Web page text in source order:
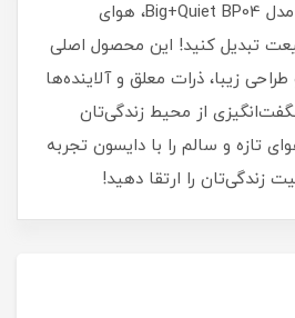
با تصفیه هوا دایسون مدل Big+Quiet BP04، هوای
تبدیل کنید! این محصول اصلی
زیبا، ذرات معلق و آلاینده‌ها
از محیط زندگی‌تان
تازه و سالم را با دایسون تجربه
زندگی‌تان را ارتقا دهید!